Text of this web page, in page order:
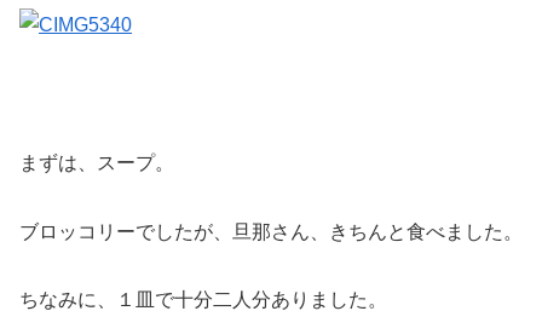
まずは、スープ。
ブロッコリーでしたが、旦那さん、きちんと食べました。
ちなみに、１皿で十分二人分ありました。